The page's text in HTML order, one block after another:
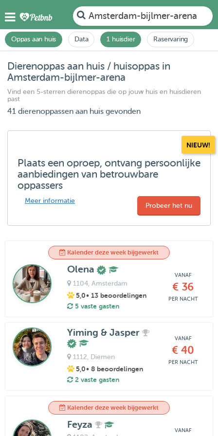
Amsterdam-bijlmer-arena
Oppas aan huis Data 1 huisdier Raservaring
Dierenoppas aan huis / huisoppas in
Amsterdam-bijlmer-arena
Vind een 5-sterren dierenoppas die op jouw huis en huisdieren
past
41 dierenoppassen aan huis gevonden
NIEUW!
Plaats een oproep, ontvang persoonlijke
aanbiedingen van betrouwbare
oppassers
Meer informatie
Probeer het nu
Kalender deze week bijgewerkt
Olena
1104, Amsterdam
5,0• 13 beoordelingen
5 vaste gasten
VANAF
€ 36
PER NACHT
Yiming & Jasper
1112 , Diemen
5,0• 8 beoordelingen
2 vaste gasten
VANAF
€ 40
PER NACHT
Kalender deze week bijgewerkt
Feyza
VANAF